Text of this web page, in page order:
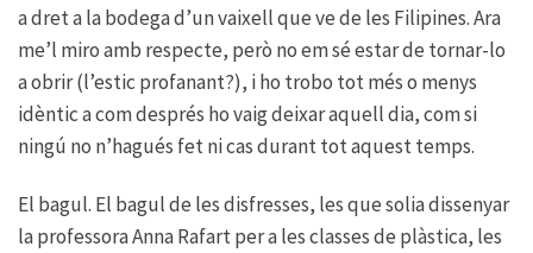
a dret a la bodega d’un vaixell que ve de les Filipines. Ara
me’l miro amb respecte, però no em sé estar de tornar-lo
a obrir (l’estic profanant?), i ho trobo tot més o menys
idèntic a com després ho vaig deixar aquell dia, com si
ningú no n’hagués fet ni cas durant tot aquest temps.
El bagul. El bagul de les disfresses, les que solia dissenyar
la professora Anna Rafart per a les classes de plàstica, les